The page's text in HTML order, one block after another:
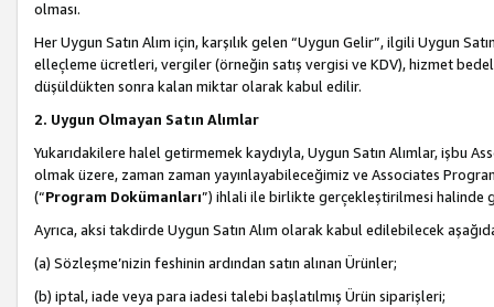
olması.
Her Uygun Satın Alım için, karşılık gelen “Uygun Gelir”, ilgili Uygun
elleçleme ücretleri, vergiler (örneğin satış vergisi ve KDV), hizmet
düşüldükten sonra kalan miktar olarak kabul edilir.
2. Uygun Olmayan Satın Alımlar
Yukarıdakilere halel getirmemek kaydıyla, Uygun Satın Alımlar, işbu
olmak üzere, zaman zaman yayınlayabileceğimiz ve Associates
(“Program Dokümanları”) ihlali ile birlikte gerçekleştirilmesi halinde
Ayrıca, aksi takdirde Uygun Satın Alım olarak kabul edilebilecek
(a) Sözleşme’nizin feshinin ardından satın alınan Ürünler;
(b) iptal, iade veya para iadesi talebi başlatılmış Ürün siparişleri;